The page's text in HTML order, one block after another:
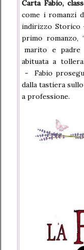
Carta Fabio,
come i romanzi
indirizzo Storico
primo romanzo,
marito e
abituata a
- Fabio
dalla tastiera
a professione.